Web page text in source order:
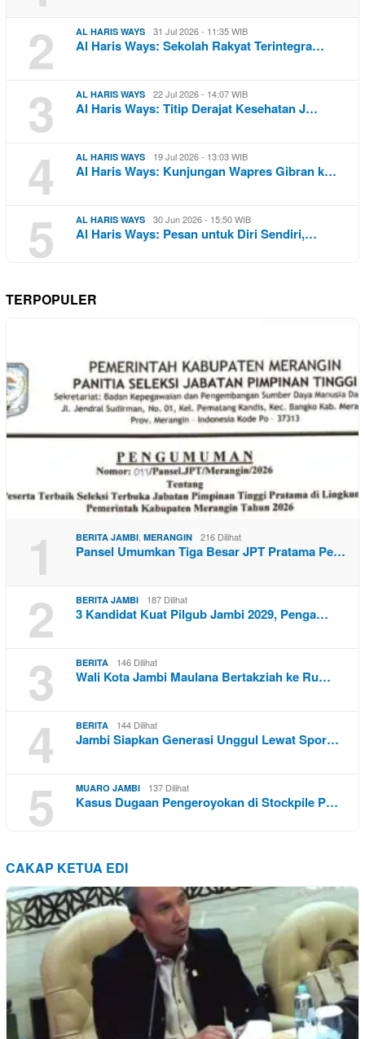
2
AL HARIS WAYS 31 Jul 2026 - 11:35 WIB
Al Haris Ways: Sekolah Rakyat Terintegra…
3 AL HARIS WAYS 22 Jul 2026 - 14:07 WIB
Al Haris Ways: Titip Derajat Kesehatan J…
4 AL HARIS WAYS 19 Jul 2026 - 13:03 WIB
Al Haris Ways: Kunjungan Wapres Gibran k…
5 AL HARIS WAYS 30 Jun 2026 - 15:50 WIB
Al Haris Ways: Pesan untuk Diri Sendiri,…
TERPOPULER
1 BERITA JAMBI MERANGIN 216 Dilihat
Pansel Umumkan Tiga Besar JPT Pratama Pe…
2 BERITA JAMBI 187 Dilihat
3 Kandidat Kuat Pilgub Jambi 2029, Penga…
3 BERITA 146 Dilihat
Wali Kota Jambi Maulana Bertakziah ke Ru…
4 BERITA 144 Dilihat
Jambi Siapkan Generasi Unggul Lewat Spor…
5 MUARO JAMBI 137 Dilihat
Kasus Dugaan Pengeroyokan di Stockpile P…
CAKAP KETUA EDI